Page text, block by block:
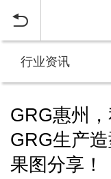

行业资讯
GRG惠州
GRG生产
果图分享！